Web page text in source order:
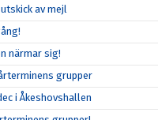
av mejl
närmar sig!
grupper
i Åkeshovshallen